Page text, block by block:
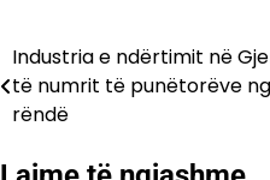
Lëvizje
te
Industria e ndërtimit në
të numrit të punëtorëve
rëndë